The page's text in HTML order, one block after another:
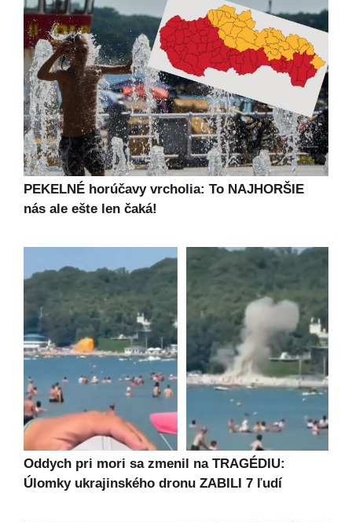
PEKELNÉ horúčavy vrcholia: To NAJHORŠIE
nás ale ešte len čaká!
Oddych pri mori sa zmenil na TRAGÉDIU:
Úlomky ukrajinského dronu ZABILI 7 ľudí